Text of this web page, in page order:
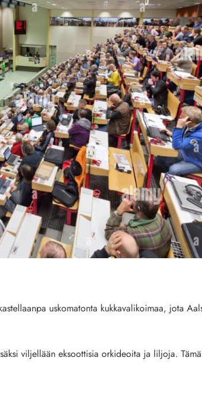
uskomatonta kukkavalikoimaa, jota
viljellään eksoottisia orkideoita ja liljoja.